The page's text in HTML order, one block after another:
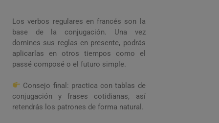
Los verbos regulares en francés son la
base de la conjugación. Una vez
domines sus reglas en presente, podrás
aplicarlas en otros tiempos como el
passé composé o el futuro simple.
Consejo final: practica con tablas de
conjugación y frases cotidianas, así
retendrás los patrones de forma natural.